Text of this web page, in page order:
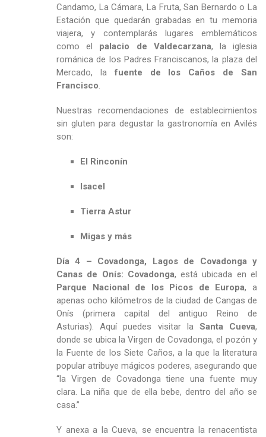
Candamo, La Cámara, La Fruta, San Bernardo o La
Estación que quedarán grabadas en tu memoria
viajera, y contemplarás lugares emblemáticos
como el palacio de Valdecarzana, la iglesia
románica de los Padres Franciscanos, la plaza del
Mercado, lafuente de los Caños de San
Francisco.
Nuestras recomendaciones de establecimientos
sin gluten para degustar la gastronomía en Avilés
son:
El Rinconín
Isacel
Tierra Astur
Migas y más
Día 4 – Covadonga, Lagos de Covadonga y
Canas de Onís: Covadonga, está ubicada en el
Parque Nacional de los Picos de Europa, a
apenas ocho kilómetros de la ciudad de Cangas de
Onís (primera capital del antiguo Reino de
Asturias). Aquí puedes visitar la Santa Cueva,
donde se ubica la Virgen de Covadonga, el pozón y
la Fuente de los Siete Caños, a la que la literatura
popular atribuye mágicos poderes, asegurando que
“la Virgen de Covadonga tiene una fuente muy
clara. La niña que de ella bebe, dentro del año se
casa.”
Y anexa a la Cueva, se encuentra la renacentista